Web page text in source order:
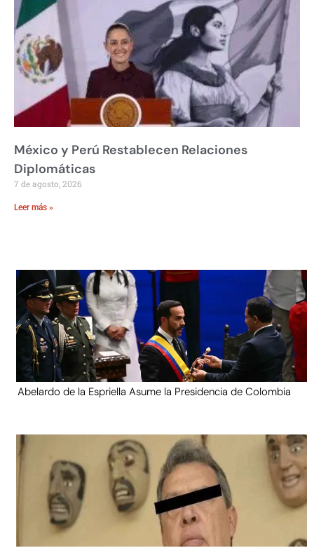
México y Perú Restablecen Relaciones
Diplomáticas
7 de agosto, 2026
Leer más »
Abelardo de la Espriella Asume la Presidencia de Colombia